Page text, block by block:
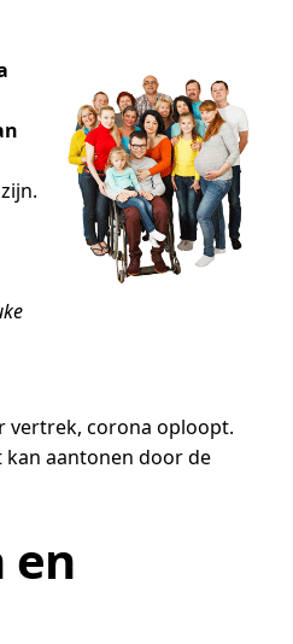
vertrek, corona oploopt.
kan aantonen door de
en